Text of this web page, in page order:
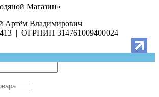
Магазин»
Артём Владимирович
| ОГРНИП 314761009400024